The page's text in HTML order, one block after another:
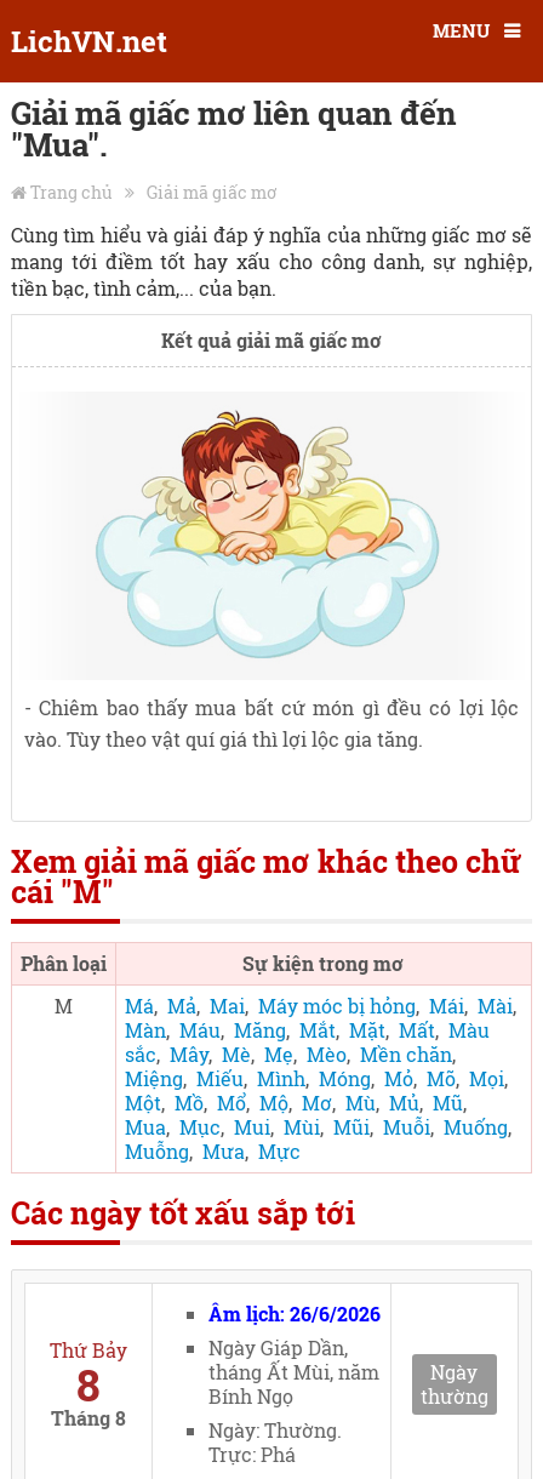
LichVN.net MENU
Giải mã giấc mơ liên quan đến
"Mua".
Trang chủ Giải mã giấc mơ
Cùng tìm hiểu và giải đáp ý nghĩa của những giấc mơ sẽ
mang tới điềm tốt hay xấu cho công danh, sự nghiệp,
tiền bạc, tình cảm,... của bạn.
Kết quả giải mã giấc mơ
- Chiêm bao thấy mua bất cứ món gì đều có lợi lộc
vào. Tùy theo vật quí giá thì lợi lộc gia tăng.
Xem giải mã giấc mơ khác theo chữ
cái "M"
Phân loại
Sự kiện trong mơ
M
Má, Mả, Mai, Máy móc bị hỏng, Mái, Mài,
Màn, Máu, Măng, Mắt, Mặt, Mất, Màu
sắc, Mây, Mè, Mẹ, Mèo, Mền chăn,
Miệng, Miếu, Mình, Móng, Mỏ, Mõ, Mọi,
Một, Mồ, Mổ, Mộ, Mơ, Mù, Mủ, Mũ,
Mua, Mục, Mui, Mùi, Mũi, Muỗi, Muống,
Muỗng, Mưa, Mực
Các ngày tốt xấu sắp tới
Thứ Bảy
8
Tháng 8
Âm lịch: 26/6/2026
Ngày Giáp Dần,
tháng Ất Mùi, năm
Bính Ngọ
Ngày: Thường.
Trực: Phá
Ngày
thường